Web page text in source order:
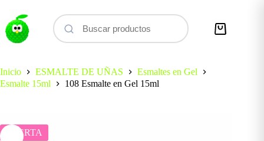
contenido
Carro
Inicio
ESMALTE DE UÑAS
Esmaltes en Gel
Esmalte 15ml
108 Esmalte en Gel 15ml
OFERTA